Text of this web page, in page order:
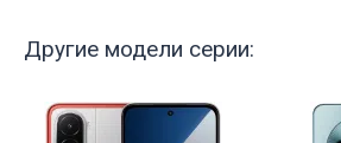
Другие модели серии: